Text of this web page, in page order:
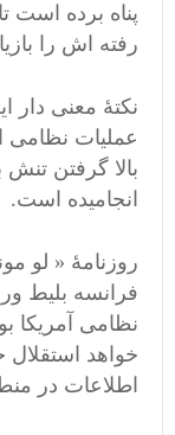
پناه برده است
رفته اش را
نکتۀ معنی دار
عملیات نظامی
بالا گرفتن
انجامیده است.
روزنامۀ « لو
فرانسه بلیط
نظامی آمریکا
خواهد
اطلاعات در